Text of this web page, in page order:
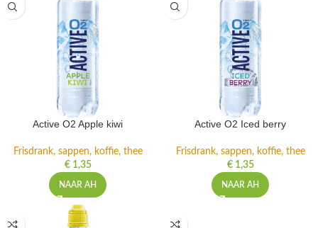
Active O2 Apple kiwi
Frisdrank, sappen, koffie, thee
€1,35
NAAR AH
Active O2 Iced berry
Frisdrank, sappen, koffie, thee
€1,35
NAAR AH